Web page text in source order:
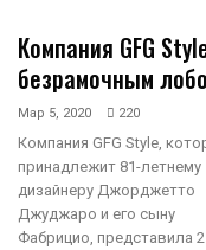
Компания GFG
безрамочным
Мар 5, 2020 220
Компания GFG Style,
принадлежит 81-летнему
дизайнеру Джорджетто
Джуджаро и его сыну
Фабрицио, представила 2